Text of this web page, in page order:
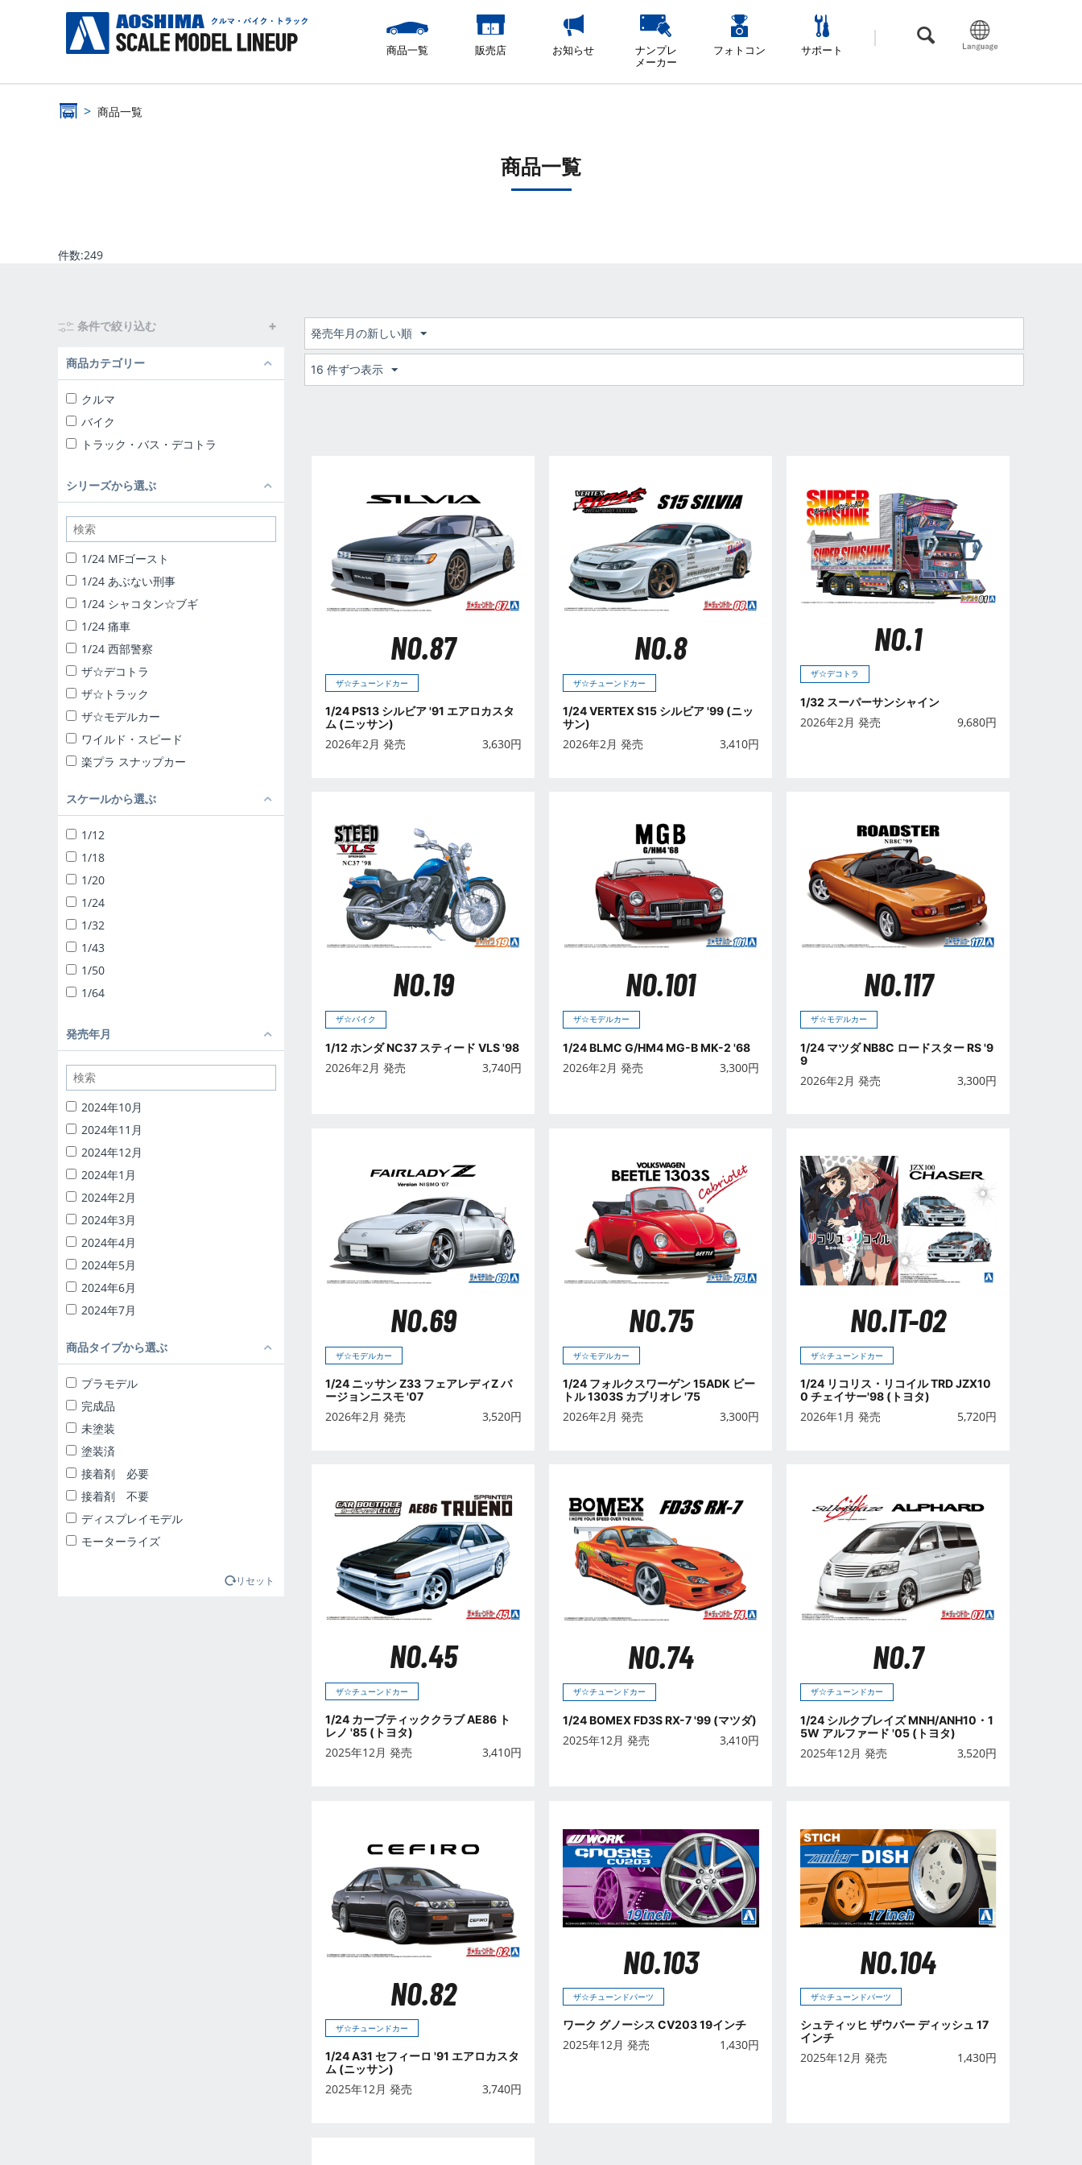
商品一覧 販売店 お知らせ
ナンプレ
メーカー
フォトコン サポート
商品一覧
商品一覧
件数:249
条件で絞り込む
商品カテゴリー
クルマ
バイク
トラック・バス・デコトラ
シリーズから選ぶ
1/24 MFゴースト
1/24 あぶない刑事
1/24 シャコタン☆ブギ
1/24 痛車
1/24 西部警察
ザ☆デコトラ
ザ☆トラック
ザ☆モデルカー
ワイルド・スピード
楽プラ スナップカー
ザ☆チューンドカー
ザ☆スナップキット
ザ☆スーパーカー
1/24 リバティーウォーク
ザ☆チューンドパーツ
ザ☆バイク
1/12 完成品バイク
1/32 トラック野郎
1/32 バリューデコトラ
ザ☆デコトラパーツ
1/64 ミニデコNEXT
1/24 移動販売
1/32 RCトラック野郎
1/24 頭文字D
バック・トゥ・ザ・フューチャー
ナイトライダー
1/24 ディテールアップパーツ
ブラインドトイ
カプセルトイ
ザ☆ミニカー 1/18
ザ☆ミニカー 1/43
スケールから選ぶ
1/12
1/18
1/20
1/24
1/32
1/43
1/50
1/64
発売年月
2024年10月
2024年11月
2024年12月
2024年1月
2024年2月
2024年3月
2024年4月
2024年5月
2024年6月
2024年7月
2024年9月
2025年10月
2025年11月
2025年12月
2025年1月
2025年2月
2025年3月
2025年4月
2025年5月
商品タイプから選ぶ
プラモデル
完成品
未塗装
塗装済
接着剤 必要
接着剤 不要
ディスプレイモデル
モーターライズ
リセット
発売年月の新しい順
16 件ずつ表示
NO.87
ザ☆チューンドカー
1/24 PS13 シルビア '91 エアロカスタ
ム (ニッサン)
2026年2月 発売 3,630円
NO.8
ザ☆チューンドカー
1/24 VERTEX S15 シルビア '99 (ニッ
サン)
2026年2月 発売 3,410円
NO.1
ザ☆デコトラ
1/32 スーパーサンシャイン
2026年2月 発売 9,680円
NO.19
ザ☆バイク
1/12 ホンダ NC37 スティード VLS '98
2026年2月 発売 3,740円
NO.101
ザ☆モデルカー
1/24 BLMC G/HM4 MG-B MK-2 '68
2026年2月 発売 3,300円
NO.117
ザ☆モデルカー
1/24 マツダ NB8C ロードスター RS '9
9
2026年2月 発売 3,300円
NO.69
ザ☆モデルカー
1/24 ニッサン Z33 フェアレディZ バ
ージョンニスモ '07
2026年2月 発売 3,520円
NO.75
ザ☆モデルカー
1/24 フォルクスワーゲン 15ADK ビー
トル 1303S カブリオレ '75
2026年2月 発売 3,300円
NO.IT-02
ザ☆チューンドカー
1/24 リコリス・リコイル TRD JZX10
0 チェイサー'98 (トヨタ)
2026年1月 発売 5,720円
NO.45
ザ☆チューンドカー
1/24 カーブティッククラブ AE86 ト
レノ '85 (トヨタ)
2025年12月 発売 3,410円
NO.74
ザ☆チューンドカー
1/24 BOMEX FD3S RX-7 '99 (マツダ)
2025年12月 発売 3,410円
NO.7
ザ☆チューンドカー
1/24 シルクブレイズ MNH/ANH10・1
5W アルファード '05 (トヨタ)
2025年12月 発売 3,520円
NO.82
ザ☆チューンドカー
1/24 A31 セフィーロ '91 エアロカスタ
ム (ニッサン)
2025年12月 発売 3,740円
NO.103
ザ☆チューンドパーツ
ワーク グノーシス CV203 19インチ
2025年12月 発売 1,430円
NO.104
ザ☆チューンドパーツ
シュティッヒ ザウバー ディッシュ 17
インチ
2025年12月 発売 1,430円